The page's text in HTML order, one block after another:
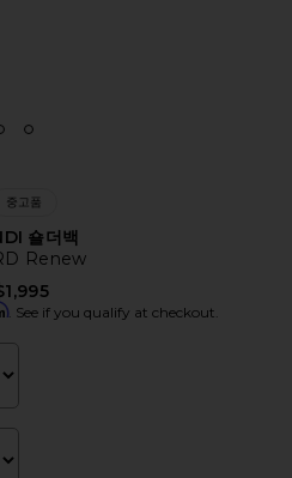
중고품
숄더백
Renew
. See if you qualify at checkout.